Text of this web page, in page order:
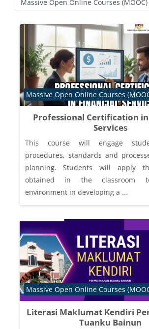
Course categories
Professional Certification
Services
Course category
Massive Open Online Courses
This course will engage
procedures, standards and
planning. Students will apply
obtained in the classroom
environment in developing a ...
Literasi Maklumat Kendiri
Tuanku Bainun
Course category
Massive Open Online Courses